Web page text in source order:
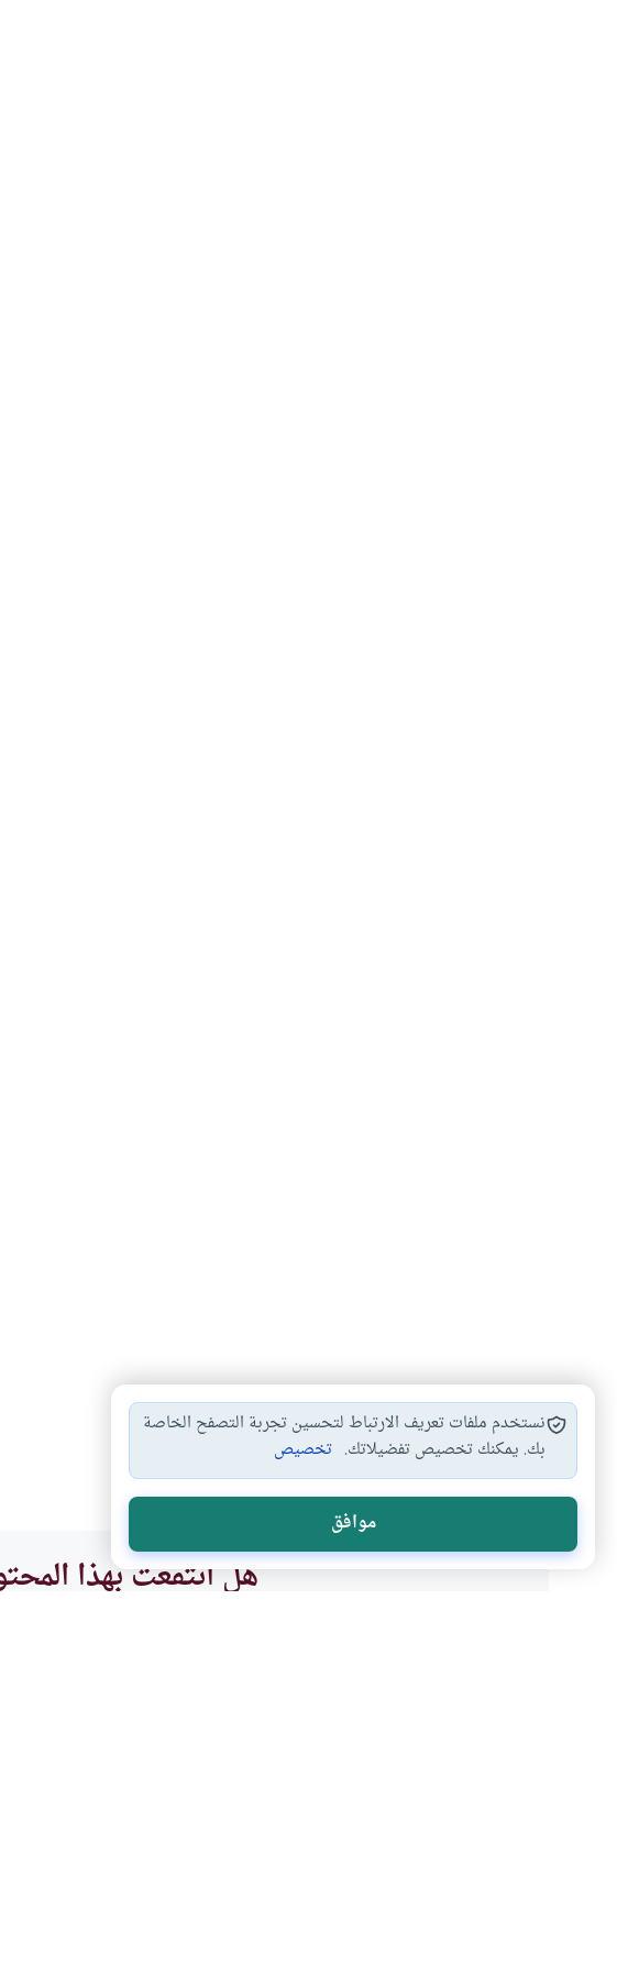
المصادر في أصول الفقه سد الذرائع
هل انتفعت بهذا
نستخدم ملفات تعريف الارتباط لتحسين تجربة التصفح الخاصة
بك. يمكنك تخصيص تفضيلاتك. تخصيص
موافق